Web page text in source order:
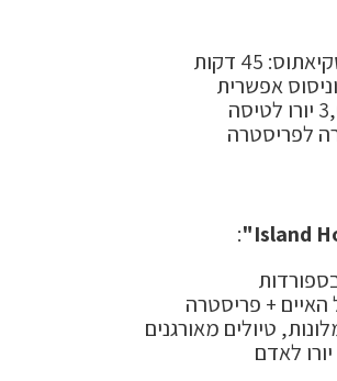
45 דקות
אפשרית
לפריסטרה
:
האיים + פריסטרה
טיולים מאורגנים